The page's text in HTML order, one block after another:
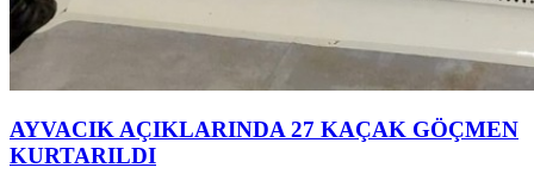
AYVACIK AÇIKLARINDA 27 KAÇAK GÖÇMEN
KURTARILDI